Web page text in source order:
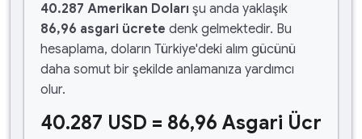
40.287 Amerikan Doları şu anda yaklaşık
86,96 asgari ücrete denk gelmektedir. Bu
hesaplama, doların Türkiye'deki alım gücünü
daha somut bir şekilde anlamanıza yardımcı
olur.
40.287 USD = 86,96 Asgari Ücr